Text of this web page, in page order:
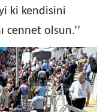
ki kendisini
cennet olsun.’’